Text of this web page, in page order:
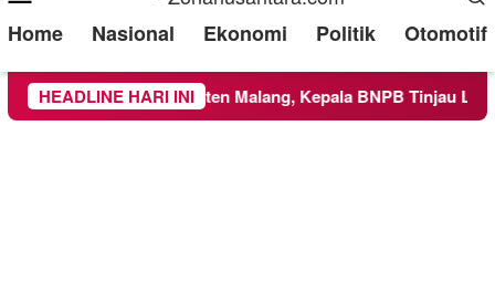
Menu
Home Nasional Ekonomi Politik Otomotif
HEADLINE HARI INI
Kabupaten Malang, Kepala BNPB Tinjau Langsung